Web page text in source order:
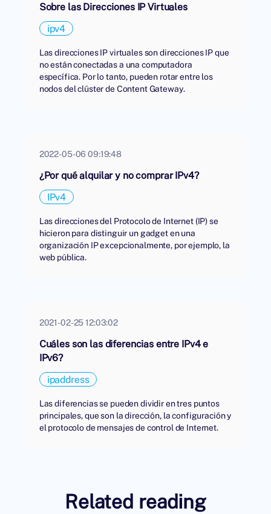
Sobre las Direcciones IP Virtuales
ipv4
Las direcciones IP virtuales son direcciones IP que
no están conectadas a una computadora
específica. Por lo tanto, pueden rotar entre los
nodos del clúster de Content Gateway.
2022-05-06 09:19:48
¿Por qué alquilar y no comprar IPv4?
IPv4
Las direcciones del Protocolo de Internet (IP) se
hicieron para distinguir un gadget en una
organización IP excepcionalmente, por ejemplo, la
web pública.
2021-02-25 12:03:02
Cuáles son las diferencias entre IPv4 e
IPv6?
ipaddress
Las diferencias se pueden dividir en tres puntos
principales, que son la dirección, la configuración y
el protocolo de mensajes de control de Internet.
Related reading